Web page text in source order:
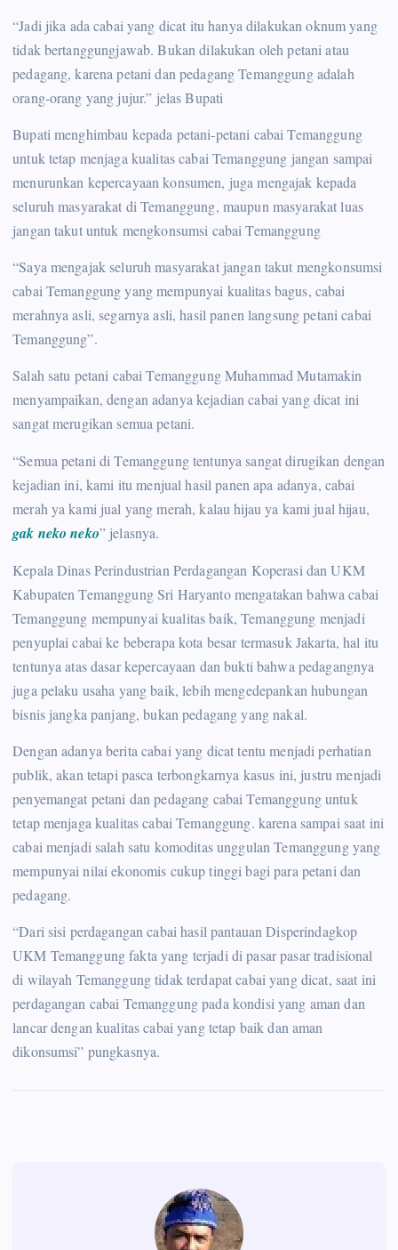
“Jadi jika ada cabai yang dicat itu hanya dilakukan oknum yang
tidak bertanggungjawab. Bukan dilakukan oleh petani atau
pedagang, karena petani dan pedagang Temanggung adalah
orang-orang yang jujur.” jelas Bupati
Bupati menghimbau kepada petani-petani cabai Temanggung
untuk tetap menjaga kualitas cabai Temanggung jangan sampai
menurunkan kepercayaan konsumen, juga mengajak kepada
seluruh masyarakat di Temanggung, maupun masyarakat luas
jangan takut untuk mengkonsumsi cabai Temanggung
“Saya mengajak seluruh masyarakat jangan takut mengkonsumsi
cabai Temanggung yang mempunyai kualitas bagus, cabai
merahnya asli, segarnya asli, hasil panen langsung petani cabai
Temanggung”.
Salah satu petani cabai Temanggung Muhammad Mutamakin
menyampaikan, dengan adanya kejadian cabai yang dicat ini
sangat merugikan semua petani.
“Semua petani di Temanggung tentunya sangat dirugikan dengan
kejadian ini, kami itu menjual hasil panen apa adanya, cabai
merah ya kami jual yang merah, kalau hijau ya kami jual hijau,
gak neko neko” jelasnya.
Kepala Dinas Perindustrian Perdagangan Koperasi dan UKM
Kabupaten Temanggung Sri Haryanto mengatakan bahwa cabai
Temanggung mempunyai kualitas baik, Temanggung menjadi
penyuplai cabai ke beberapa kota besar termasuk Jakarta, hal itu
tentunya atas dasar kepercayaan dan bukti bahwa pedagangnya
juga pelaku usaha yang baik, lebih mengedepankan hubungan
bisnis jangka panjang, bukan pedagang yang nakal.
Dengan adanya berita cabai yang dicat tentu menjadi perhatian
publik, akan tetapi pasca terbongkarnya kasus ini, justru menjadi
penyemangat petani dan pedagang cabai Temanggung untuk
tetap menjaga kualitas cabai Temanggung. karena sampai saat ini
cabai menjadi salah satu komoditas unggulan Temanggung yang
mempunyai nilai ekonomis cukup tinggi bagi para petani dan
pedagang.
“Dari sisi perdagangan cabai hasil pantauan Disperindagkop
UKM Temanggung fakta yang terjadi di pasar pasar tradisional
di wilayah Temanggung tidak terdapat cabai yang dicat, saat ini
perdagangan cabai Temanggung pada kondisi yang aman dan
lancar dengan kualitas cabai yang tetap baik dan aman
dikonsumsi” pungkasnya.